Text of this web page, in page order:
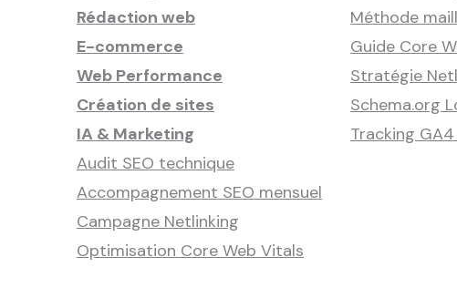
Rédaction web
E-commerce
Web Performance
Création de sites
IA & Marketing
Audit SEO technique
Accompagnement SEO mensuel
Campagne Netlinking
Optimisation Core Web Vitals
Méthode
Guide Core
Stratégie
Schema.org
Tracking